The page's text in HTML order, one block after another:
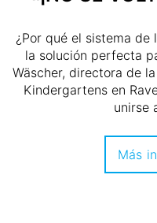
¿Por qué el sistema
la solución perfecta
Wäscher, directora de
Kindergartens en
unirse
Más